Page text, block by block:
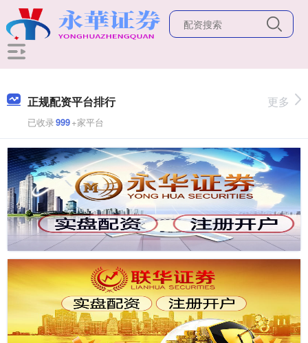
正规配资平台排行
已收录999+家平台
更多